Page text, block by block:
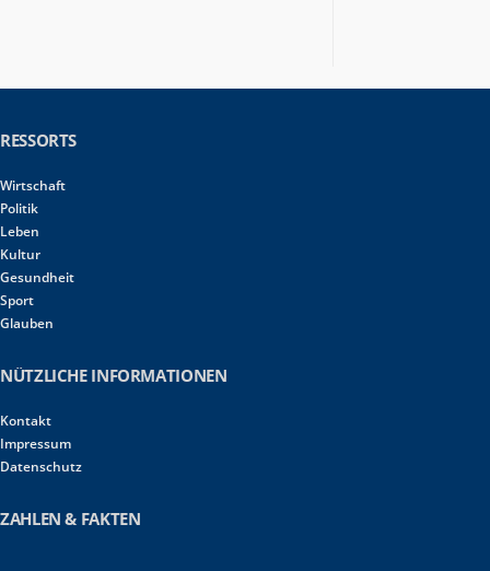
RESSORTS
Wirtschaft
Politik
Leben
Kultur
Gesundheit
Sport
Glauben
NÜTZLICHE INFORMATIONEN
Kontakt
Impressum
Datenschutz
ZAHLEN & FAKTEN